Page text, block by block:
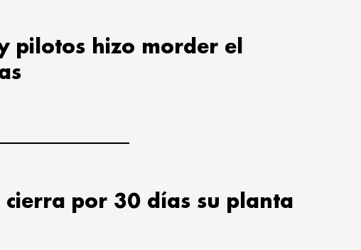
pilotos hizo morder el
cierra por 30 días su planta